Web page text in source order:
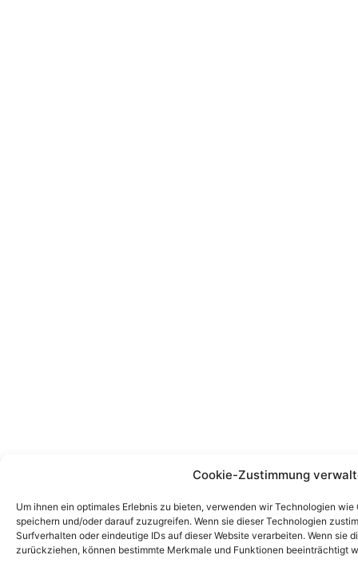
Cookie-Zustimmung
Um ihnen ein optimales Erlebnis zu bieten, verwenden wir Technologien
speichern und/oder darauf zuzugreifen. Wenn sie dieser Technologien
Surfverhalten oder eindeutige IDs auf dieser Website verarbeiten. Wenn sie
zurückziehen, können bestimmte Merkmale und Funktionen beeinträchtigt